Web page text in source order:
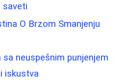
saveti
O Brzom Smanjenju
sa neuspešnim punjenjem
iskustva